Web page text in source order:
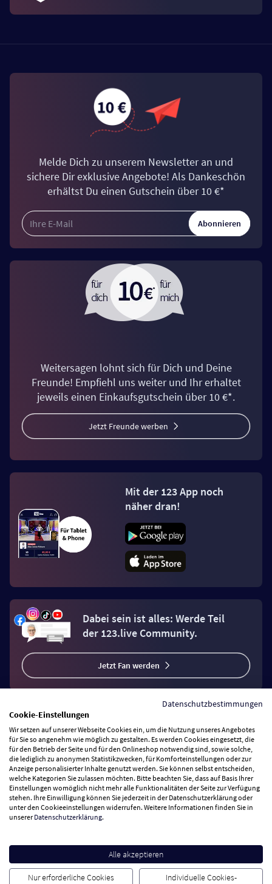
Melde Dich zu unserem Newsletter an und
sichere Dir exklusive Angebote! Als Dankeschön
erhältst Du einen Gutschein über 10 €*
Abonnieren
Weitersagen lohnt sich für Dich und Deine
Freunde! Empfiehl uns weiter und Ihr erhaltet
jeweils einen Einkaufsgutschein über 10 €*.
Jetzt Freunde werben
Mit der 123 App noch
näher dran!
Dabei sein ist alles: Werde Teil
der 123.live Community.
Jetzt Fan werden
Vertrag widerrufen
Zahlungsarten
Wir versenden mit
Besuchen Sie uns
Datenschutzbestimmungen
Cookie-Einstellungen
Wir setzen auf unserer Webseite Cookies ein, um die Nutzung unseres Angebotes
für Sie so angenehm wie möglich zu gestalten. Es werden Cookies eingesetzt, die
für den Betrieb der Seite und für den Onlineshop notwendig sind, sowie solche,
die lediglich zu anonymen Statistikzwecken, für Komforteinstellungen oder zur
Anzeige personalisierter Inhalte genutzt werden. Sie können selbst entscheiden,
welche Kategorien Sie zulassen möchten. Bitte beachten Sie, dass auf Basis Ihrer
Einstellungen womöglich nicht mehr alle Funktionalitäten der Seite zur Verfügung
stehen. Ihre Einwilligung können Sie jederzeit in der Datenschutzerklärung oder
unter den Cookieeinstellungen widerrufen. Weitere Informationen finden Sie in
unsererDatenschutzerklärung.
Alle akzeptieren
Nur erforderliche Cookies Individuelle Cookies-